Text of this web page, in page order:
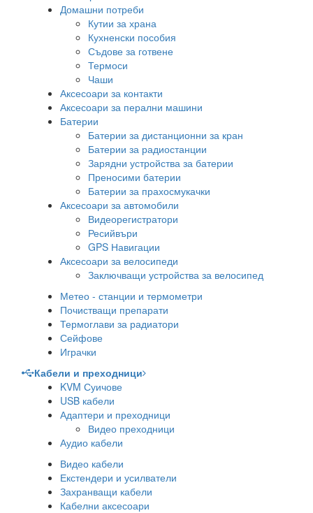
Домашни потреби
Кутии за храна
Кухненски пособия
Съдове за готвене
Термоси
Чаши
Аксесоари за контакти
Аксесоари за перални машини
Батерии
Батерии за дистанционни за кран
Батерии за радиостанции
Зарядни устройства за батерии
Преносими батерии
Батерии за прахосмукачки
Аксесоари за автомобили
Видеорегистратори
Ресийвъри
GPS Навигации
Аксесоари за велосипеди
Заключващи устройства за велосипед
Метео - станции и термометри
Почистващи препарати
Термоглави за радиатори
Сейфове
Играчки
Кабели и преходници
KVM Суичове
USB кабели
Адаптери и преходници
Видео преходници
Аудио кабели
Видео кабели
Екстендери и усилватели
Захранващи кабели
Кабелни аксесоари